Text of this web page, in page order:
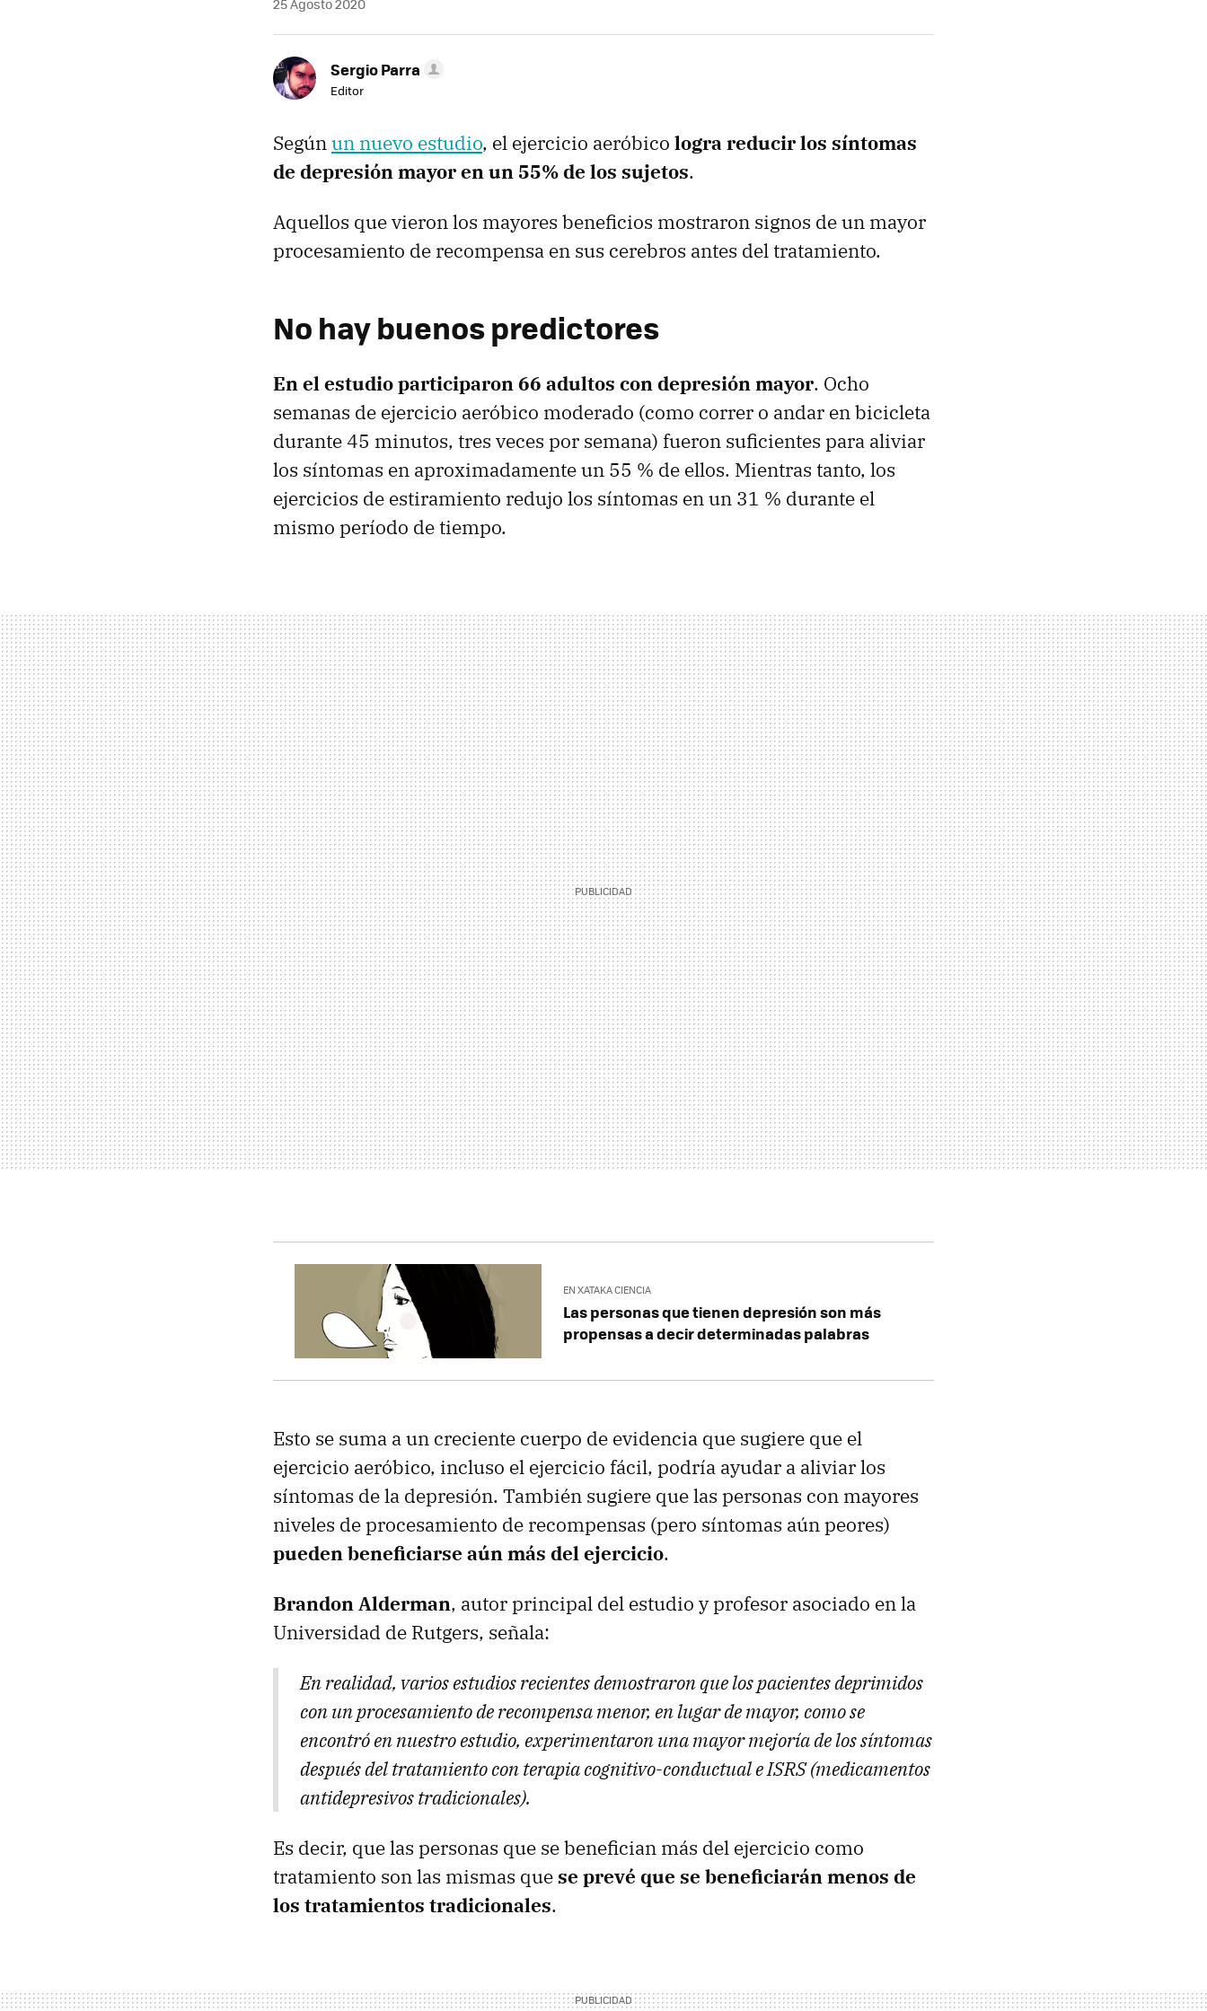
25 Agosto 2020
Sergio Parra
Editor
Segúnun nuevo estudio, el ejercicio aeróbico logra reducir los síntomas
de depresión mayor en un 55% de los sujetos.
Aquellos que vieron los mayores beneficios mostraron signos de un mayor
procesamiento de recompensa en sus cerebros antes del tratamiento.
No hay buenos predictores
En el estudio participaron 66 adultos con depresión mayor. Ocho
semanas de ejercicio aeróbico moderado (como correr o andar en bicicleta
durante 45 minutos, tres veces por semana) fueron suficientes para aliviar
los síntomas en aproximadamente un 55 % de ellos. Mientras tanto, los
ejercicios de estiramiento redujo los síntomas en un 31 % durante el
mismo período de tiempo.
EN XATAKA CIENCIA
Las personas que tienen depresión son más
propensas a decir determinadas palabras
Esto se suma a un creciente cuerpo de evidencia que sugiere que el
ejercicio aeróbico, incluso el ejercicio fácil, podría ayudar a aliviar los
síntomas de la depresión. También sugiere que las personas con mayores
niveles de procesamiento de recompensas (pero síntomas aún peores)
pueden beneficiarse aún más del ejercicio.
Brandon Alderman, autor principal del estudio y profesor asociado en la
Universidad de Rutgers, señala:
En realidad, varios estudios recientes demostraron que los pacientes deprimidos
con un procesamiento de recompensa menor, en lugar de mayor, como se
encontró en nuestro estudio, experimentaron una mayor mejoría de los síntomas
después del tratamiento con terapia cognitivo-conductual e ISRS (medicamentos
antidepresivos tradicionales).
Es decir, que las personas que se benefician más del ejercicio como
tratamiento son las mismas quese prevé que se beneficiarán menos de
los tratamientos tradicionales.